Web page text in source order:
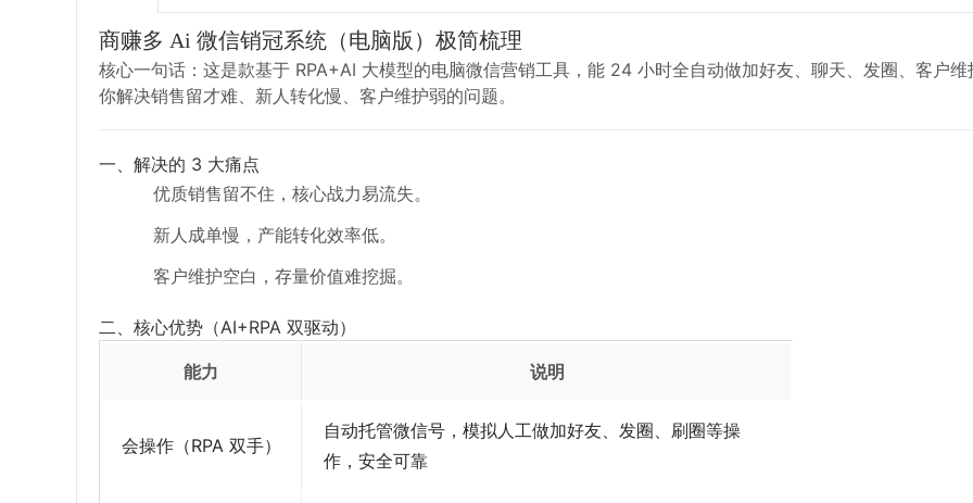
商赚多 Ai 微信销冠系统（电脑版）极简梳理
核心一句话：这是款基于 RPA+AI 大模型的电脑微信营销工具，能 24 小时全自动做加好友、聊天、发圈、客户维
你解决销售留才难、新人转化慢、客户维护弱的问题。
一、解决的 3 大痛点
优质销售留不住，核心战力易流失。
新人成单慢，产能转化效率低。
客户维护空白，存量价值难挖掘。
二、核心优势（AI+RPA 双驱动）
能力 说明
会操作（RPA 双手）
自动托管微信号，模拟人工做加好友、发圈、刷圈等操
作，安全可靠